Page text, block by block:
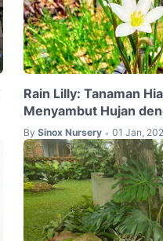
Rain Lilly: Tanaman
Menyambut Hujan
By Sinox Nursery • 01 Jan,